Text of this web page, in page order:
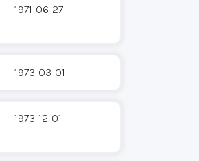
1971-06-27
1973-03-01
1973-12-01